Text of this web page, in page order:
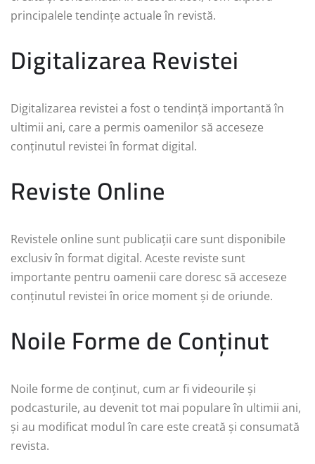
principalele tendințe actuale în revistă.
Digitalizarea Revistei
Digitalizarea revistei a fost o tendință importantă în
ultimii ani, care a permis oamenilor să acceseze
conținutul revistei în format digital.
Reviste Online
Revistele online sunt publicații care sunt disponibile
exclusiv în format digital. Aceste reviste sunt
importante pentru oamenii care doresc să acceseze
conținutul revistei în orice moment și de oriunde.
Noile Forme de Conținut
Noile forme de conținut, cum ar fi videourile și
podcasturile, au devenit tot mai populare în ultimii ani,
și au modificat modul în care este creată și consumată
revista.